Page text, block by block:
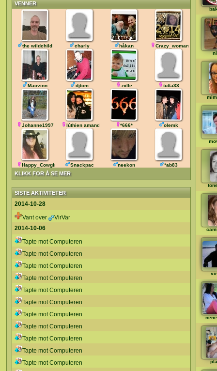
VENNER
KLIKK FOR Å SE MER
the wildchild charly håkan Crazy_woman
Macvinn djtom -nille tutta33
Johanne1997 lúthien amandil *666* olemk
Happy_Cowgirl Snackpac neekon *ab83
SISTE AKTIVITETER
2014-10-28
Vant over
VirVar
2014-10-06
Tapte mot Computeren
Tapte mot Computeren
Tapte mot Computeren
Tapte mot Computeren
Tapte mot Computeren
Tapte mot Computeren
Tapte mot Computeren
Tapte mot Computeren
Tapte mot Computeren
Tapte mot Computeren
Tapte mot Computeren